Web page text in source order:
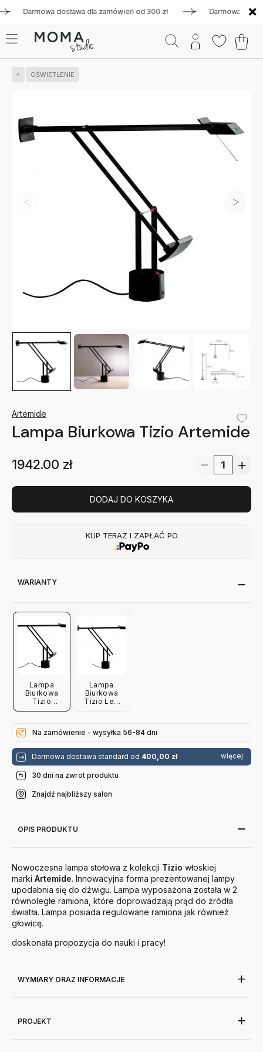
Darmowa dostawa dla zamówień od 300 zł Darmowa dostawa
OŚWIETLENIE
Artemide
Lampa Biurkowa Tizio Artemide
1942.00 zł
DODAJ DO KOSZYKA
KUP TERAZ I ZAPŁAĆ PO
WARIANTY
Lampa
Biurkowa
Tizio
Artemide
Lampa
Biurkowa
Tizio Led
Na zamówienie - wysyłka 56-84 dni
Darmowa dostawa standard od 400,00 zł więcej
30 dni na zwrot produktu
Znajdź najbliższy salon
OPIS PRODUKTU
Nowoczesna lampa stołowa z kolekcji Tizio włoskiej
marki Artemide. Innowacyjna forma prezentowanej lampy
upodabnia się do dźwigu. Lampa wyposażona została w 2
równoległe ramiona, które doprowadzają prąd do źródła
światła. Lampa posiada regulowane ramiona jak również
głowicę.
doskonała propozycja do nauki i pracy!
WYMIARY ORAZ INFORMACJE
PROJEKT